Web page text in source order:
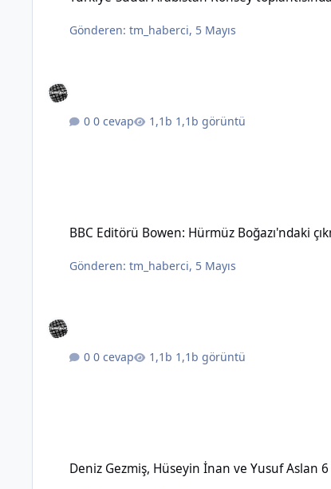
Gönderen:tm_haberci, 5 Mayıs
0 cevap 1,1b görüntü
BBC Editörü Bowen: Hürmüz Boğazı'ndaki
Gönderen:tm_haberci, 5 Mayıs
0 cevap 1,1b görüntü
Deniz Gezmiş, Hüseyin İnan ve Yusuf Aslan